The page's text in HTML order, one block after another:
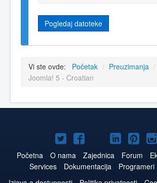
Pogledaj datoteke
Vi ste ovde: Početak / Preuzimanja /
Joomla! 5 - Croatian
Joomla!
na
Twitteru
Joomla!
na
Facebooku
Joomla!
na
YouTube
Joomla!
na
Početna O nama Zajednica Forum
Services
Dokumentacija Programeri